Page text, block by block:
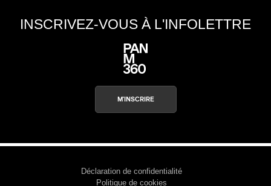
INSCRIVEZ-VOUS À L'INFOLETTRE
M'INSCRIRE
Déclaration de confidentialité
Politique de cookies